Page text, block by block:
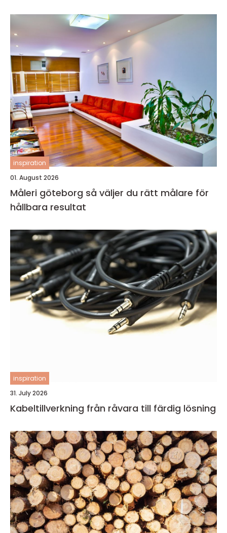
inspiration
01. August 2026
Måleri göteborg så väljer du rätt målare för
hållbara resultat
inspiration
31. July 2026
Kabeltillverkning från råvara till färdig lösning